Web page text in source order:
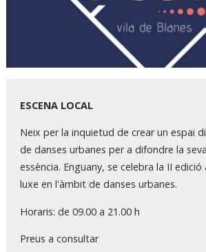
ESCENA LOCAL
Neix per la inquietud de crear un espai
de danses urbanes per a difondre la
essència. Enguany, se celebra la II
luxe en l'àmbit de danses urbanes.
Horaris: de 09.00 a 21.00 h
Preus a consultar